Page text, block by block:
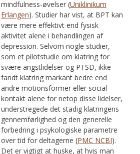
mindfulness-øvelser (Uniklinikum
Erlangen). Studier har vist, at BPT kan
være mere effektivt end fysisk
aktivitet alene i behandlingen af
depression. Selvom nogle studier,
som et pilotstudie om klatring for
svære angstlidelser og PTSD, ikke
fandt klatring markant bedre end
andre motionsformer eller social
kontakt alene for netop disse lidelser,
understregede det stadig klatringens
gennemførlighed og den generelle
forbedring i psykologiske parametre
over tid for deltagerne (PMC NCBI).
Det er vigtigt at huske, at hvis man